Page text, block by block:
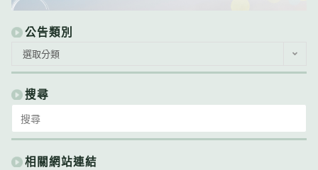
公告類別
類
別
選取分類
搜尋
for:
相關網站連結